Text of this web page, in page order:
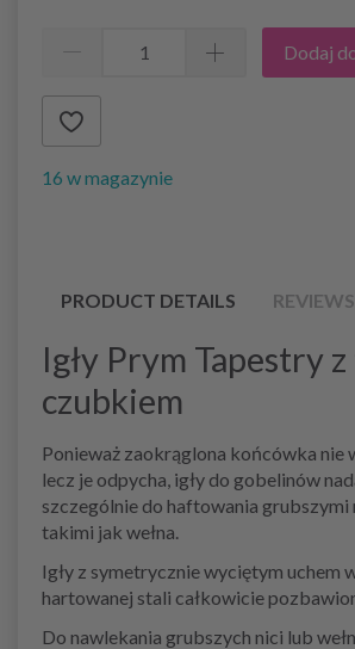
Dodaj
16 w magazynie
PRODUCT DETAILS REVIEWS
Igły Prym Tapestry
czubkiem
Ponieważ zaokrąglona końcówka nie
lecz je odpycha, igły do gobelinów
szczególnie do haftowania grubszymi
takimi jak wełna.
Igły z symetrycznie wyciętym uchem
hartowanej stali całkowicie
Do nawlekania grubszych nici lub